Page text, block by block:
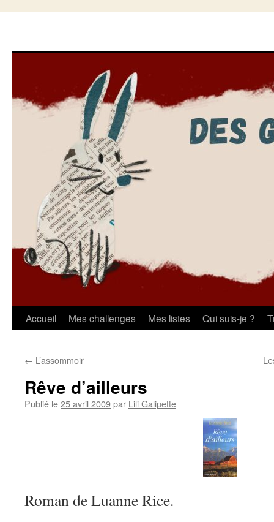
Aller
contenu
Accueil Mes challenges Mes listes Qui suis-je ?
← L’assommoir
Rêve d’ailleurs
Publié le25 avril 2009par Lili Galipette
Roman de Luanne Rice.